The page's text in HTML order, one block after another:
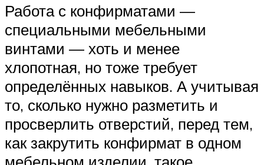
Работа с конфирматами —
специальными мебельными
винтами — хоть и менее
хлопотная, но тоже требует
определённых навыков. А учитывая
то, сколько нужно разметить и
просверлить отверстий, перед тем,
как закрутить конфирмат в одном